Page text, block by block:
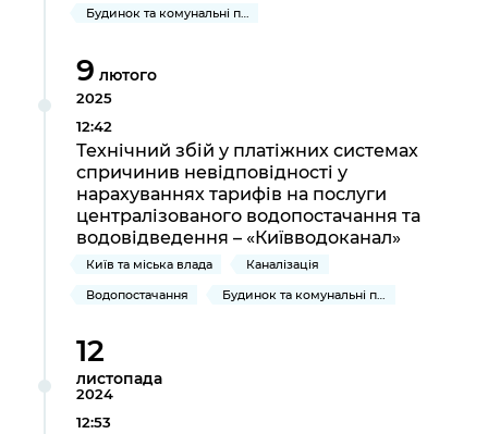
Будинок та комунальні послуги
9 лютого
2025
12:42
Технічний збій у платіжних системах
спричинив невідповідності у
нарахуваннях тарифів на послуги
централізованого водопостачання та
водовідведення – «Київводоканал»
Київ та міська влада
Каналізація
Водопостачання
12
листопада
2024
12:53